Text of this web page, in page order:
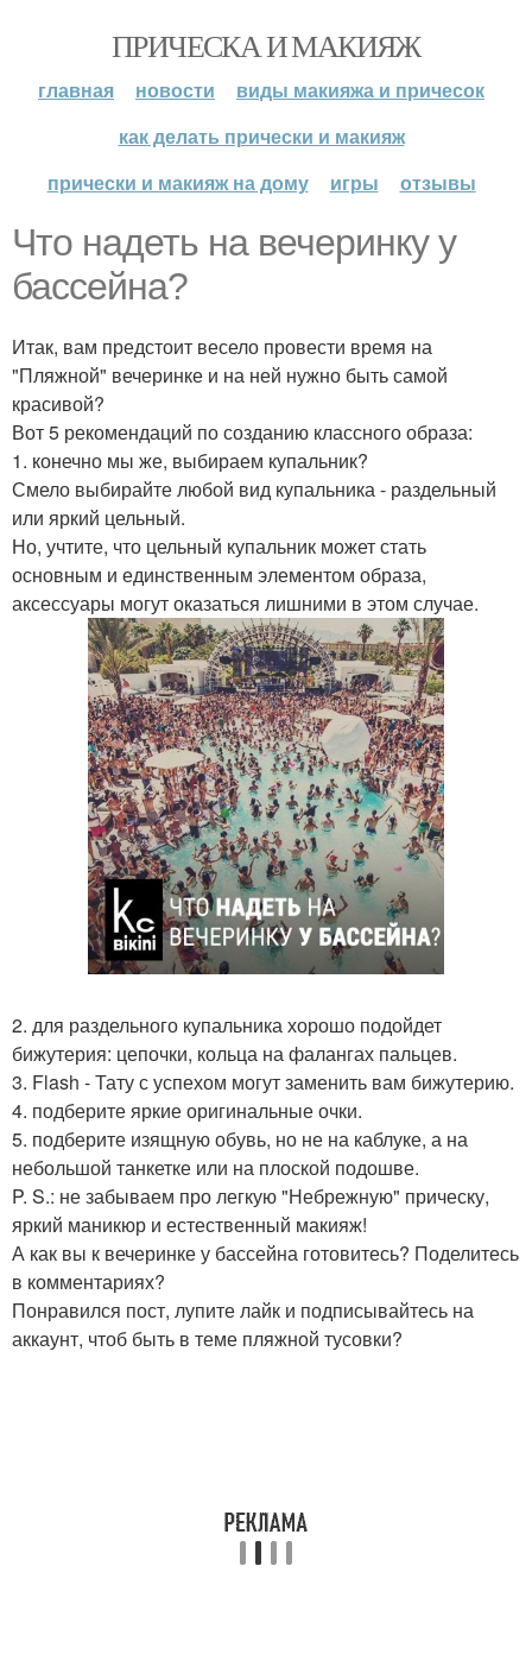
ПРИЧЕСКА И МАКИЯЖ
главная новости
виды макияжа и причесок
как делать прически и макияж
прически и макияж на дому
игры отзывы
Что надеть на вечеринку у
бассейна?
Итак, вам предстоит весело провести время на
"Пляжной" вечеринке и на ней нужно быть самой
красивой?
Вот 5 рекомендаций по созданию классного образа:
1. конечно мы же, выбираем купальник?
Смело выбирайте любой вид купальника - раздельный
или яркий цельный.
Но, учтите, что цельный купальник может стать
основным и единственным элементом образа,
аксессуары могут оказаться лишними в этом случае.
2. для раздельного купальника хорошо подойдет
бижутерия: цепочки, кольца на фалангах пальцев.
3. Flash - Тату с успехом могут заменить вам бижутерию.
4. подберите яркие оригинальные очки.
5. подберите изящную обувь, но не на каблуке, а на
небольшой танкетке или на плоской подошве.
P. S.: не забываем про легкую "Небрежную" прическу,
яркий маникюр и естественный макияж!
А как вы к вечеринке у бассейна готовитесь? Поделитесь
в комментариях?
Понравился пост, лупите лайк и подписывайтесь на
аккаунт, чтоб быть в теме пляжной тусовки?